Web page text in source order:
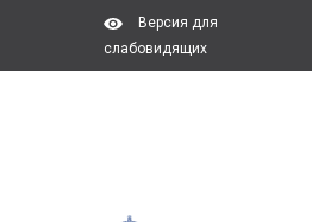
Версия для
слабовидящих